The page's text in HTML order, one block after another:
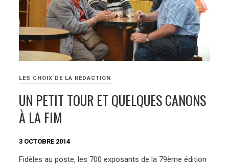
LES CHOIX DE LA RÉDACTION
UN PETIT TOUR ET QUELQUES CANONS
À LA FIM
3 OCTOBRE 2014
Fidèles au poste, les 700 exposants de la 79ème édition